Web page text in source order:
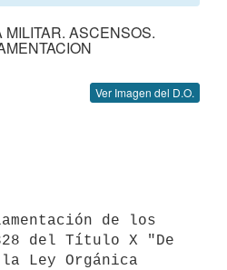
ASCENSOS.
Ver Imagen del D.O.
de los
del Título X "De
Ley Orgánica